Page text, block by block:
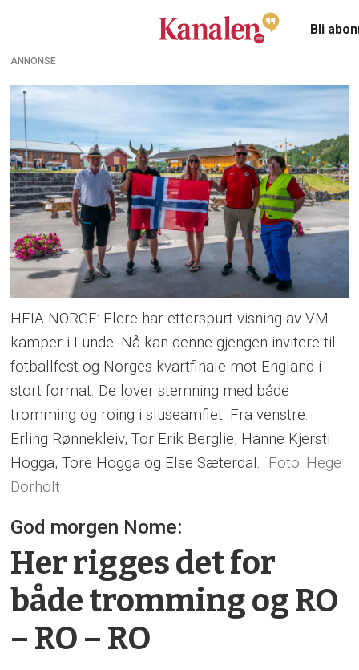
Bli
ANNONSE
HEIA NORGE: Flere har etterspurt visning av VM-
kamper i Lunde. Nå kan denne gjengen invitere til
fotballfest og Norges kvartfinale mot England i
stort format. De lover stemning med både
tromming og roing i sluseamfiet. Fra venstre:
Erling Rønnekleiv, Tor Erik Berglie, Hanne Kjersti
Hogga, Tore Hogga og Else Sæterdal.
Hege
Dorholt
God morgen Nome:
Her rigges det for
både tromming og RO
– RO – RO